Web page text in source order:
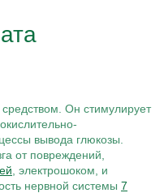
Он стимулирует
, окислительно-
вывода глюкозы.
от повреждений,
, электрошоком, и
нервной системы 7